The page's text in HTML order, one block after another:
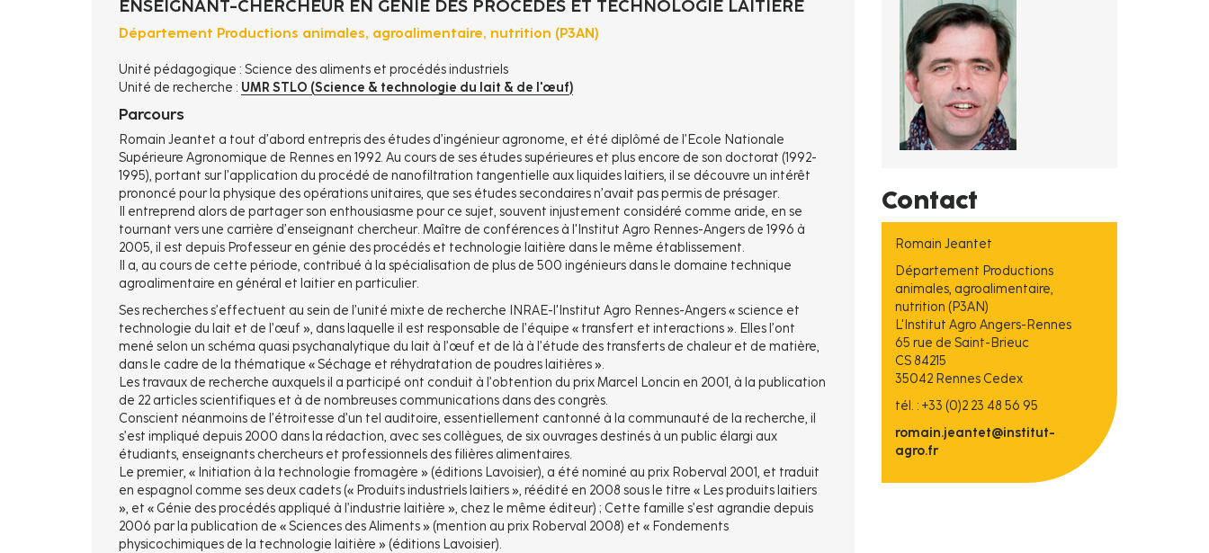
ENSEIGNANT-CHERCHEUR EN GÉNIE DES PROCÉDÉS ET TECHNOLOGIE LAITIÈRE
Département Productions animales, agroalimentaire, nutrition (P3AN)
Unité pédagogique : Science des aliments et procédés industriels
Unité de recherche : UMR STLO (Science & technologie du lait & de l'œuf)
Parcours
Romain Jeantet a tout d’abord entrepris des études d’ingénieur agronome, et été diplômé de l’Ecole Nationale
Supérieure Agronomique de Rennes en 1992. Au cours de ses études supérieures et plus encore de son doctorat (1992-
1995), portant sur l’application du procédé de nanofiltration tangentielle aux liquides laitiers, il se découvre un intérêt
prononcé pour la physique des opérations unitaires, que ses études secondaires n’avait pas permis de présager.
Il entreprend alors de partager son enthousiasme pour ce sujet, souvent injustement considéré comme aride, en se
tournant vers une carrière d’enseignant chercheur. Maître de conférences à l'Institut Agro Rennes-Angers de 1996 à
2005, il est depuis Professeur en génie des procédés et technologie laitière dans le même établissement.
Il a, au cours de cette période, contribué à la spécialisation de plus de 500 ingénieurs dans le domaine technique
agroalimentaire en général et laitier en particulier.
Ses recherches s’effectuent au sein de l’unité mixte de recherche INRAE-l'Institut Agro Rennes-Angers « science et
technologie du lait et de l’œuf », dans laquelle il est responsable de l’équipe « transfert et interactions ». Elles l’ont
mené selon un schéma quasi psychanalytique du lait à l’œuf et de là à l’étude des transferts de chaleur et de matière,
dans le cadre de la thématique « Séchage et réhydratation de poudres laitières ».
Les travaux de recherche auxquels il a participé ont conduit à l’obtention du prix Marcel Loncin en 2001, à la publication
de 22 articles scientifiques et à de nombreuses communications dans des congrès.
Conscient néanmoins de l’étroitesse d’un tel auditoire, essentiellement cantonné à la communauté de la recherche, il
s’est impliqué depuis 2000 dans la rédaction, avec ses collègues, de six ouvrages destinés à un public élargi aux
étudiants, enseignants chercheurs et professionnels des filières alimentaires.
Le premier, « Initiation à la technologie fromagère » (éditions Lavoisier), a été nominé au prix Roberval 2001, et traduit
en espagnol comme ses deux cadets (« Produits industriels laitiers », réédité en 2008 sous le titre « Les produits laitiers
», et « Génie des procédés appliqué à l’industrie laitière », chez le même éditeur) ; Cette famille s’est agrandie depuis
2006 par la publication de « Sciences des Aliments » (mention au prix Roberval 2008) et « Fondements
physicochimiques de la technologie laitière » (éditions Lavoisier).
Contact
Romain Jeantet
Département Productions
animales, agroalimentaire,
nutrition (P3AN)
L'Institut Agro Angers-Rennes
65 rue de Saint-Brieuc
CS 84215
35042 Rennes Cedex
tél. : +33 (0)2 23 48 56 95
romain.jeantet@institut-
agro.fr